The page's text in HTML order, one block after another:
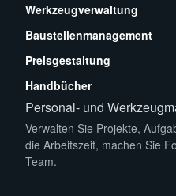
Werkzeugverwaltung
Baustellenmanagement
Preisgestaltung
Handbücher
Personal- und
Verwalten Sie Projekte,
die Arbeitszeit, machen Sie
Team.